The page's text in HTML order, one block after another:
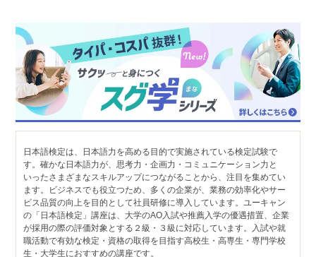
日本語検定は、日本語力を高める目的で実施されている検定試験で
す。確かな日本語力が、思考力・企画力・コミュニケーション力と
いったさまざまなスキルアップにつながることから、注目を集めてい
ます。ビジネスでも役立つため、多くの企業が、業務の効率化やサー
ビス品質の向上を目的として社員研修に導入しています。ユーキャン
の「日本語検定」講座は、大学のAO入試や推薦入学の優遇措置、企業
が採用の際の評価対象とする２級・３級に対応しています。入試や就
職活動で有効な検定・資格の取得を目指す高校生・高専生・専門学校
生・大学生におすすめの講座です。